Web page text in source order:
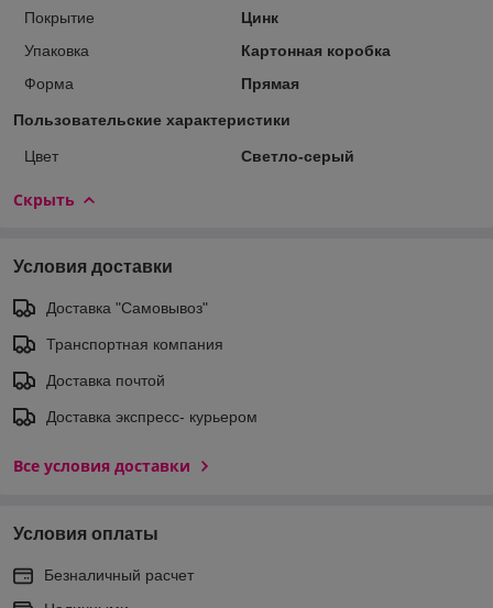
Покрытие
Цинк
Упаковка
Картонная коробка
Форма
Прямая
Пользовательские характеристики
Цвет Светло-серый
Скрыть
Условия доставки
Доставка "Самовывоз"
Транспортная компания
Доставка почтой
Доставка экспреcс- курьером
Все условия доставки
Условия оплаты
Безналичный расчет